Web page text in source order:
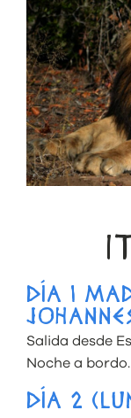
DÍA 1
Salida desde
Noche a bordo.
DÍA 2